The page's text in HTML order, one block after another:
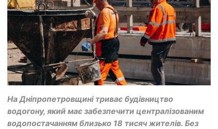
На Дніпропетровщині триває будівництво
водогону, який має забезпечити централізованим
водопостачанням близько 18 тисяч жителів. Без